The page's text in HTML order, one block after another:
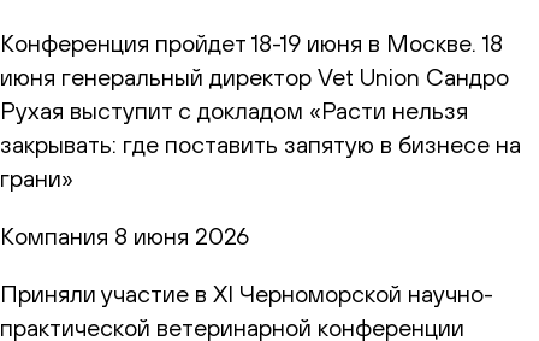
Конференция пройдет 18-19 июня в Москве. 18
июня генеральный директор Vet Union Сандро
Рухая выступит с докладом «Расти нельзя
закрывать: где поставить запятую в бизнесе на
грани»
Компания 8 июня 2026
Приняли участие в XI Черноморской научно-
практической ветеринарной конференции